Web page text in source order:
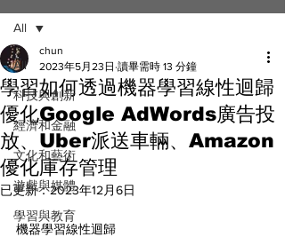
All
科技與創新
經濟和金融
文化和藝術
遊戲與媒體
學習與教育
All
學習如何透過機器學習線性迴歸
優化Google AdWords廣告投
放、Uber派送車輛、Amazon
優化庫存管理
chun
2023年5月23日 讀畢需時 13 分鐘
已更新：2023年12月6日
機器學習線性迴歸